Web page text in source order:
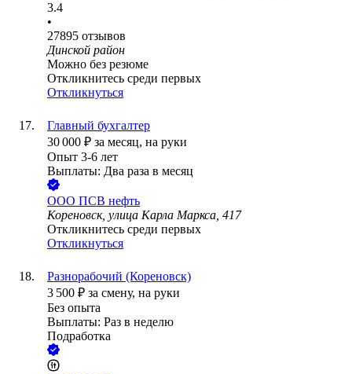
3.4
•
27895 отзывов
Динской район
Можно без резюме
Откликнитесь среди первых
Откликнуться
Главный бухгалтер
30 000 ₽ за месяц, на руки
Опыт 3-6 лет
Выплаты: Два раза в месяц
ООО ПСВ нефть
Кореновск, улица Карла Маркса, 417
Откликнитесь среди первых
Откликнуться
Разнорабочий (Кореновск)
3 500 ₽ за смену, на руки
Без опыта
Выплаты: Раз в неделю
Подработка